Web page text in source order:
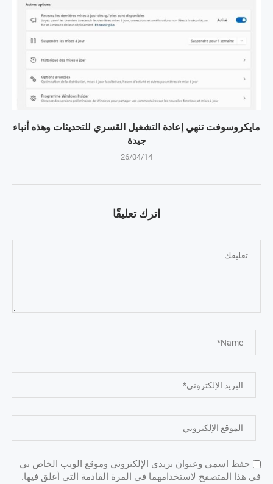
مايكروسوفت تنهي إعادة التشغيل القسري للتحديثات وهذه أنباء
جيدة
26/04/14
اترك تعليقًا
حفظ اسمي وعنوان بريدي الإلكتروني وموقع الويب الخاص بي
في هذا المتصفح لاستخدامهما في المرة القادمة التي أعلق فيها.